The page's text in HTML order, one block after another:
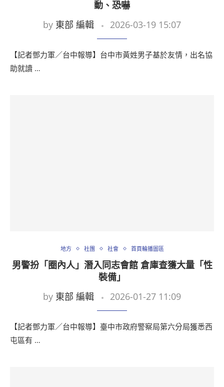
動、恐嚇
by 東部 編輯 2026-03-19 15:07
【記者鄧力軍／台中報導】台中市黃姓男子基於友情，出名協
助就讀 …
地方 社團 社會 首頁輪播圖區
男警扮「圈內人」潛入同志會館 倉庫查獲大量「性
裝備」
by 東部 編輯 2026-01-27 11:09
【記者鄧力軍／台中報導】臺中市政府警察局第六分局獲悉西
屯區有 …